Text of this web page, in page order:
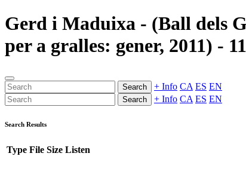
Gerd i Maduixa - (Ball dels
per a gralles: gener, 2011) -
Search + Info CA ES EN
Search + Info CA ES EN
Search Results
Type File Size Listen